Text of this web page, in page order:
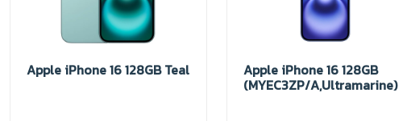
Apple iPhone 16 128GB Teal Apple iPhone 16 128GB
(MYEC3ZP/A,Ultramarine)